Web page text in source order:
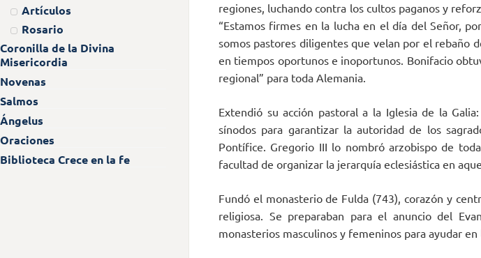
Artículos
Rosario
Coronilla de la Divina
Misericordia
Novenas
Salmos
Ángelus
Oraciones
Biblioteca Crece en la fe
regiones, luchando contra los cultos paganos y
“Estamos firmes en la lucha en el día del Señor,
somos pastores diligentes que velan por el rebaño
en tiempos oportunos e inoportunos. Bonifacio
regional” para toda Alemania.
Extendió su acción pastoral a la Iglesia de la
sínodos para garantizar la autoridad de los
Pontífice. Gregorio III lo nombró arzobispo de
facultad de organizar la jerarquía eclesiástica en
Fundó el monasterio de Fulda (743), corazón y
religiosa. Se preparaban para el anuncio del
monasterios masculinos y femeninos para ayudar en